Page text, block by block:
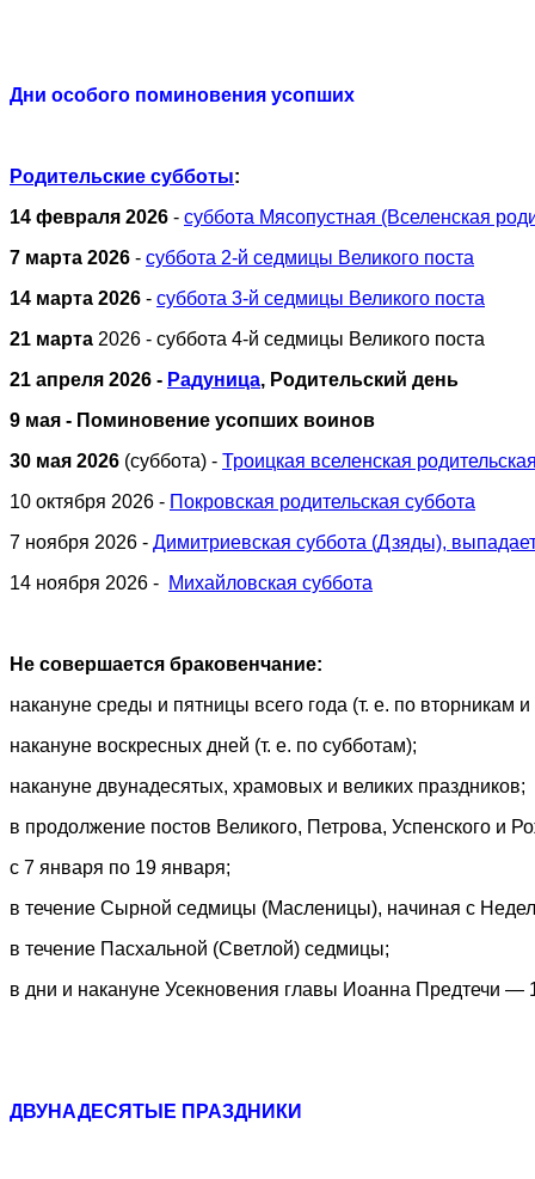
Дни особого поминовения усопших
Родительские субботы:
14 февраля 2026 - суббота Мясопустная (Вселенская
7 марта 2026 - суббота 2-й седмицы Великого поста
14 марта 2026 - суббота 3-й седмицы Великого поста
21 марта 2026 - суббота 4-й седмицы Великого поста
21 апреля 2026 - Радуница, Родительский день
9 мая - Поминовение усопших воинов
30 мая 2026 (суббота) - Троицкая вселенская
10 октября 2026 - Покровская родительская суббота
7 ноября 2026 - Димитриевская суббота (Дзяды),
14 ноября 2026 - Михайловская суббота
Не совершается браковенчание:
накануне среды и пятницы всего года (т. е. по вторникам и
накануне воскресных дней (т. е. по субботам);
накануне двунадесятых, храмовых и великих праздников;
в продолжение постов Великого, Петрова, Успенского и
с 7 января по 19 января;
в течение Сырной седмицы (Масленицы), начиная с
в течение Пасхальной (Светлой) седмицы;
в дни и накануне Усекновения главы Иоанна Предтечи
ДВУНАДЕСЯТЫЕ ПРАЗДНИКИ